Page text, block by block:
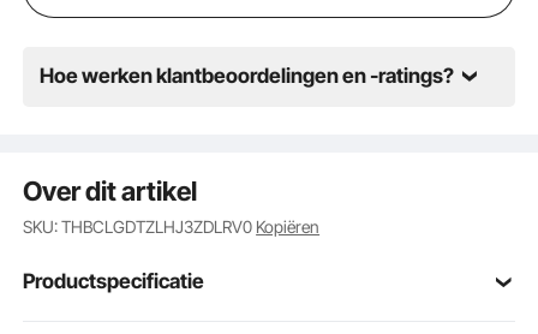
Hoe werken klantbeoordelingen en -ratings?
Over dit artikel
SKU: THBCLGDTZLHJ3ZDLRV0 Kopiëren
Productspecificatie